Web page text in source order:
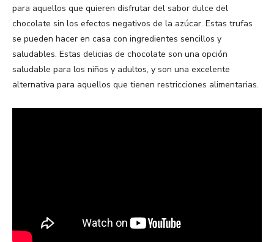
para aquellos que quieren disfrutar del sabor dulce del
chocolate sin los efectos negativos de la azúcar. Estas trufas
se pueden hacer en casa con ingredientes sencillos y
saludables. Estas delicias de chocolate son una opción
saludable para los niños y adultos, y son una excelente
alternativa para aquellos que tienen restricciones alimentarias.